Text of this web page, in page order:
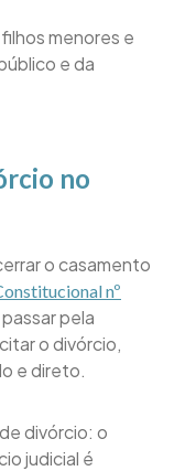
menores e
e da
no
o casamento
nº
pela
o divórcio,
e direto.
divórcio: o
judicial é